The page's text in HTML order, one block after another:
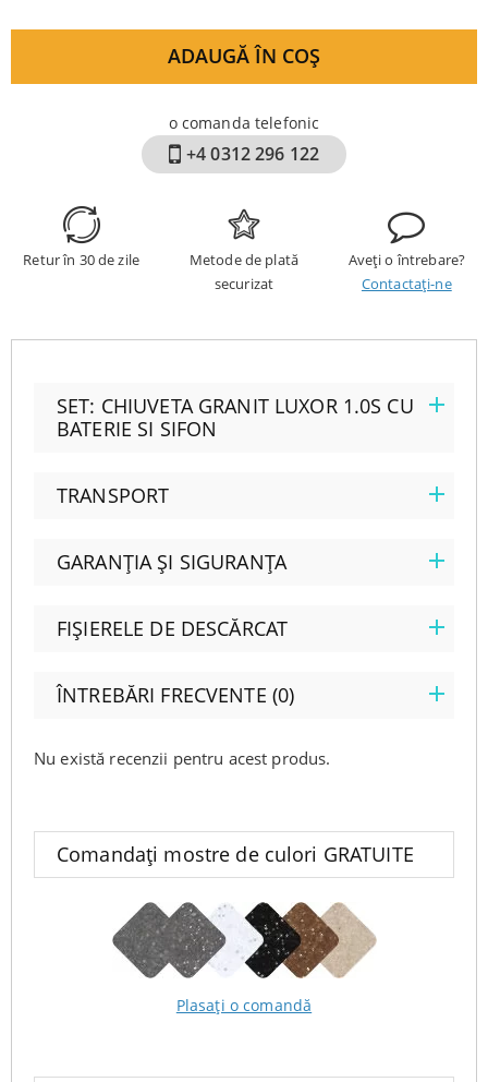
ADAUGĂ ÎN COȘ
o comanda telefonic
+4 0312 296 122
Retur în 30 de zile
Metode de plată
securizat
Aveți o întrebare?
Contactați-ne
Comandați mostre de culori GRATUITE
Plasați o comandă
SET: CHIUVETA GRANIT LUXOR 1.0S CU
BATERIE SI SIFON
TRANSPORT
GARANȚIA ȘI SIGURANȚA
FIȘIERELE DE DESCĂRCAT
ÎNTREBĂRI FRECVENTE (0)
Nu există recenzii pentru acest produs.